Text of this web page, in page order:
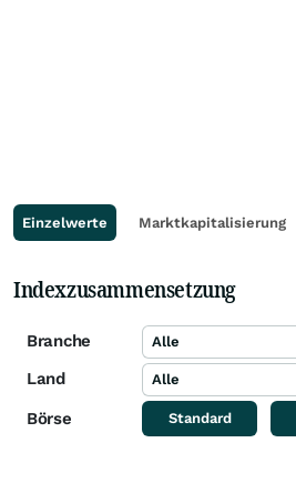
Einzelwerte Marktkapitalisierung
Indexzusammensetzung
Branche Alle
Land Alle
Börse Standard